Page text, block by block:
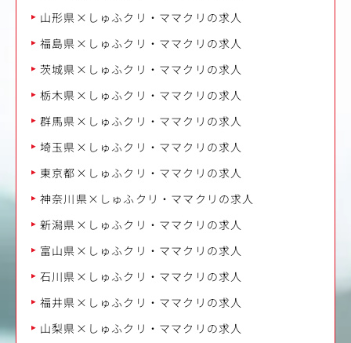
山形県×しゅふクリ・ママクリの求人
福島県×しゅふクリ・ママクリの求人
茨城県×しゅふクリ・ママクリの求人
栃木県×しゅふクリ・ママクリの求人
群馬県×しゅふクリ・ママクリの求人
埼玉県×しゅふクリ・ママクリの求人
東京都×しゅふクリ・ママクリの求人
神奈川県×しゅふクリ・ママクリの求人
新潟県×しゅふクリ・ママクリの求人
富山県×しゅふクリ・ママクリの求人
石川県×しゅふクリ・ママクリの求人
福井県×しゅふクリ・ママクリの求人
山梨県×しゅふクリ・ママクリの求人